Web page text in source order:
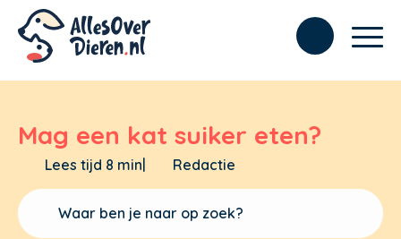
Mag een kat suiker eten?
Lees tijd 8 min| Redactie